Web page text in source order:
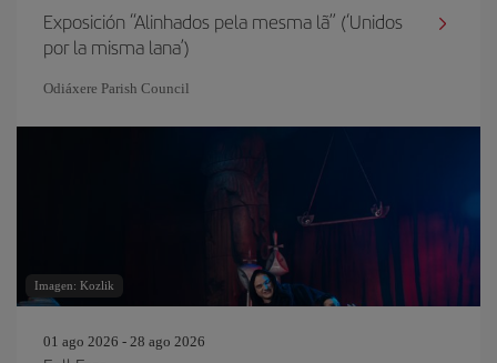
Exposición “Alinhados pela mesma lã” (‘Unidos
por la misma lana’)
Odiáxere Parish Council
Imagen: Kozlik
01 ago 2026 - 28 ago 2026